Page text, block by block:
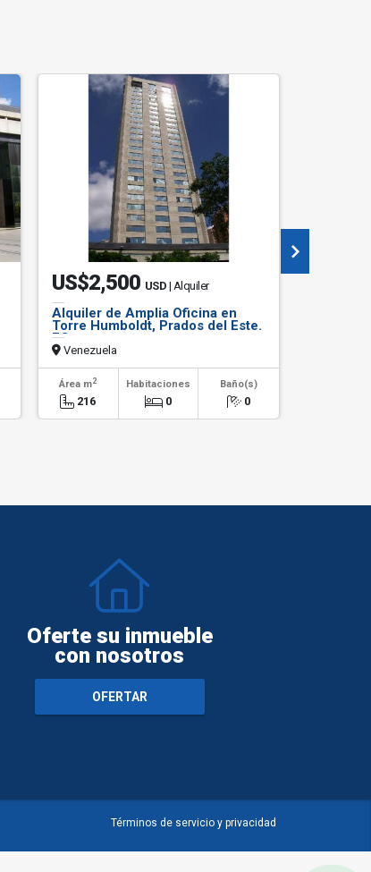
US$2,500 USD | Alquiler
Alquiler de Amplia Oficina en
Torre Humboldt, Prados del Este.
EC
Venezuela
Área m2
216
Habitaciones
0
Baño(s)
0
Oferte su inmueble
con nosotros
OFERTAR
Términos de servicio y privacidad